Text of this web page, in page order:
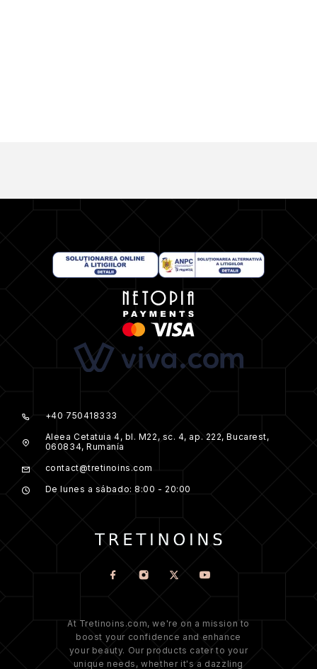
+40 750418333
Aleea Cetatuia 4, bl. M22, sc. 4, ap. 222, Bucarest,
060834, Rumanía
contact@tretinoins.com
De lunes a sábado: 8:00 - 20:00
At Tretinoins.com, we're on a mission to
boost your confidence and enhance
your beauty. Our products cater to your
unique needs, whether it's a dazzling